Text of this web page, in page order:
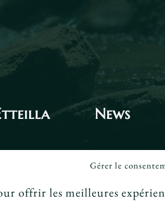
Gérer le
offrir les meilleures
News
Le tarot peut-il
rencontre